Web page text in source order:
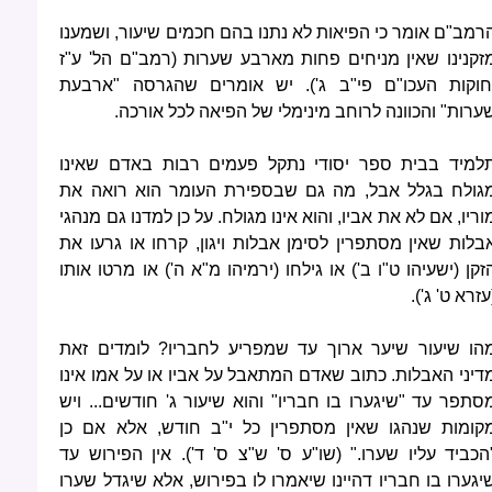
אומר כי הפיאות לא נתנו בהם חכמים שיעור, ושמענו
שאין מניחים פחות מארבע שערות (רמב"ם הל' ע"ז
העכו"ם פי"ב ג'). יש אומרים שהגרסה "ארבעת
והכוונה לרוחב מינימלי של הפיאה לכל אורכה.
בבית ספר יסודי נתקל פעמים רבות באדם שאינו
בגלל אבל, מה גם שבספירת העומר הוא רואה את
אם לא את אביו, והוא אינו מגולח. על כן למדנו גם מנהגי
שאין מסתפרין לסימן אבלות ויגון, קרחו או גרעו את
(ישעיהו ט"ו ב') או גילחו (ירמיהו מ"א ה') או מרטו אותו
ט' ג').
שיעור שיער ארוך עד שמפריע לחבריו? לומדים זאת
האבלות. כתוב שאדם המתאבל על אביו או על אמו אינו
עד "שיגערו בו חבריו" והוא שיעור ג' חודשים... ויש
שנהגו שאין מסתפרין כל י"ב חודש, אלא אם כן
עליו שערו." (שו"ע ס' ש"צ ס' ד'). אין הפירוש עד
בו חבריו דהיינו שיאמרו לו בפירוש, אלא שיגדל שערו